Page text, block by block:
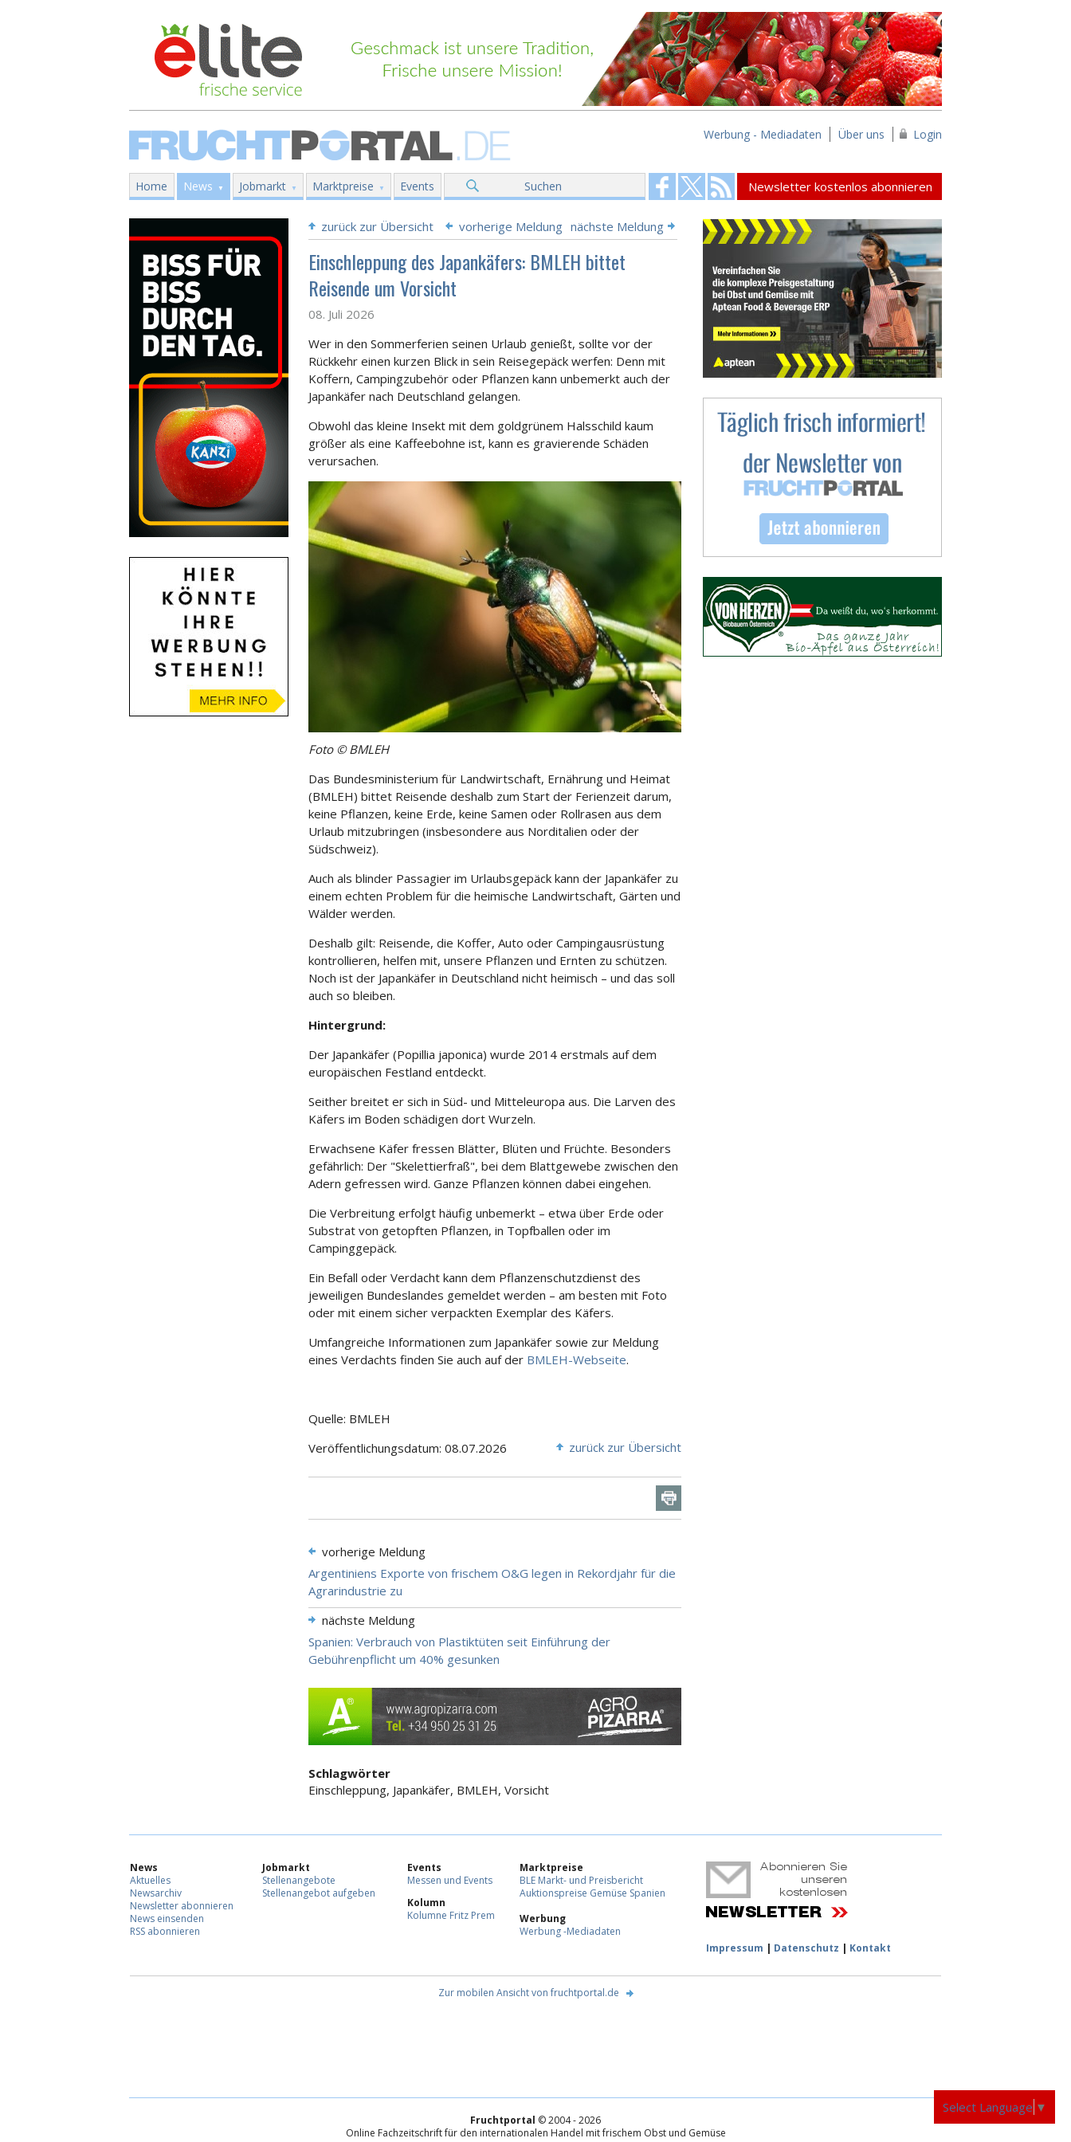
Werbung - Mediadaten Über uns Login
Home News Jobmarkt Marktpreise Events Suchen Newsletter kostenlos abonnieren
zurück zur Übersicht vorherige Meldung nächste Meldung
Einschleppung des Japankäfers: BMLEH bittet
Reisende um Vorsicht
08. Juli 2026
Wer in den Sommerferien seinen Urlaub genießt, sollte vor der
Rückkehr einen kurzen Blick in sein Reisegepäck werfen: Denn mit
Koffern, Campingzubehör oder Pflanzen kann unbemerkt auch der
Japankäfer nach Deutschland gelangen.
Obwohl das kleine Insekt mit dem goldgrünem Halsschild kaum
größer als eine Kaffeebohne ist, kann es gravierende Schäden
verursachen.
Foto © BMLEH
Das Bundesministerium für Landwirtschaft, Ernährung und Heimat
(BMLEH) bittet Reisende deshalb zum Start der Ferienzeit darum,
keine Pflanzen, keine Erde, keine Samen oder Rollrasen aus dem
Urlaub mitzubringen (insbesondere aus Norditalien oder der
Südschweiz).
Auch als blinder Passagier im Urlaubsgepäck kann der Japankäfer zu
einem echten Problem für die heimische Landwirtschaft, Gärten und
Wälder werden.
Deshalb gilt: Reisende, die Koffer, Auto oder Campingausrüstung
kontrollieren, helfen mit, unsere Pflanzen und Ernten zu schützen.
Noch ist der Japankäfer in Deutschland nicht heimisch – und das soll
auch so bleiben.
Hintergrund:
Der Japankäfer (Popillia japonica) wurde 2014 erstmals auf dem
europäischen Festland entdeckt.
Seither breitet er sich in Süd- und Mitteleuropa aus. Die Larven des
Käfers im Boden schädigen dort Wurzeln.
Erwachsene Käfer fressen Blätter, Blüten und Früchte. Besonders
gefährlich: Der "Skelettierfraß", bei dem Blattgewebe zwischen den
Adern gefressen wird. Ganze Pflanzen können dabei eingehen.
Die Verbreitung erfolgt häufig unbemerkt – etwa über Erde oder
Substrat von getopften Pflanzen, in Topfballen oder im
Campinggepäck.
Ein Befall oder Verdacht kann dem Pflanzenschutzdienst des
jeweiligen Bundeslandes gemeldet werden – am besten mit Foto
oder mit einem sicher verpackten Exemplar des Käfers.
Umfangreiche Informationen zum Japankäfer sowie zur Meldung
eines Verdachts finden Sie auch auf der BMLEH-Webseite.
Quelle: BMLEH
Veröffentlichungsdatum: 08.07.2026
zurück zur Übersicht
vorherige Meldung
Argentiniens Exporte von frischem O&G legen in Rekordjahr für die
Agrarindustrie zu
nächste Meldung
Spanien: Verbrauch von Plastiktüten seit Einführung der
Gebührenpflicht um 40% gesunken
Schlagwörter
Einschleppung, Japankäfer, BMLEH, Vorsicht
News
Aktuelles
Newsarchiv
Newsletter abonnieren
News einsenden
RSS abonnieren
Jobmarkt
Stellenangebote
Stellenangebot aufgeben
Events
Messen und Events
Kolumn
Kolumne Fritz Prem
Marktpreise
BLE Markt- und Preisbericht
Auktionspreise Gemüse Spanien
Werbung
Werbung -Mediadaten
Impressum | Datenschutz | Kontakt
Zur mobilen Ansicht von fruchtportal.de
Fruchtportal © 2004 - 2026
Online Fachzeitschrift für den internationalen Handel mit frischem Obst und Gemüse
Select Language ▼